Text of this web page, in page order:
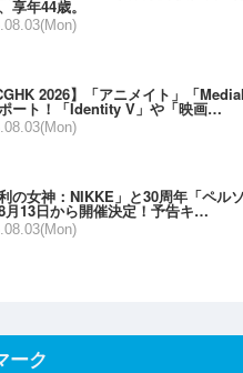
享年44歳。
2026】「アニメイト」「
ート！「Identity V」や「映画…
利の女神：NIKKE」と30周年「ペル
月13日から開催決定！予告キ…
ーク